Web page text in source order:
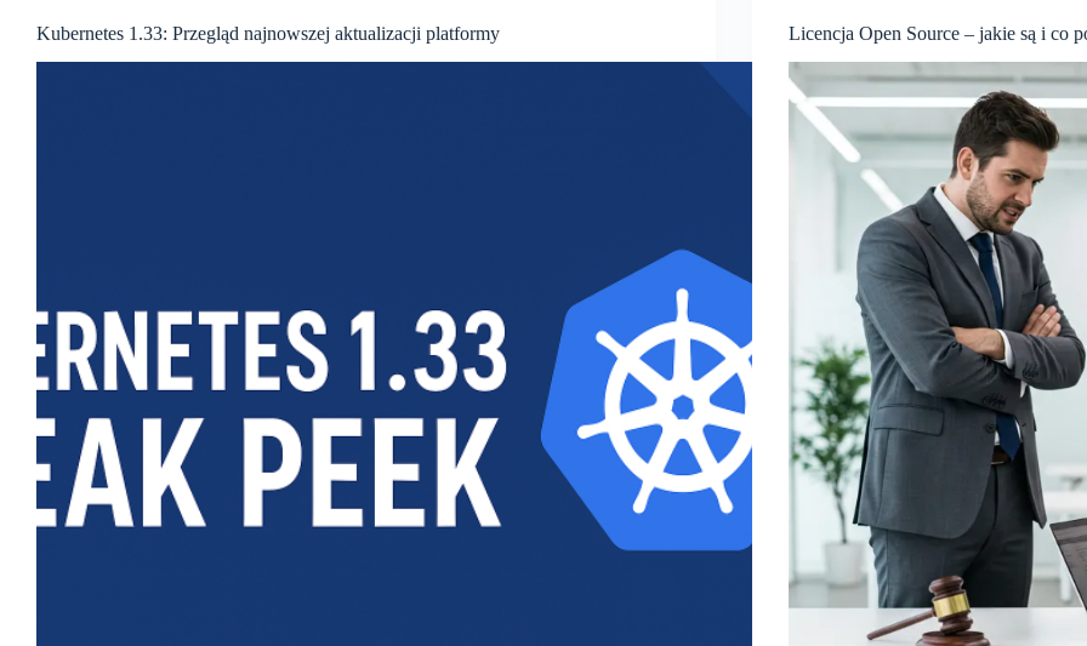
Kubernetes 1.33: Przegląd najnowszej aktualizacji platformy Licencja Open Source – jakie są i co